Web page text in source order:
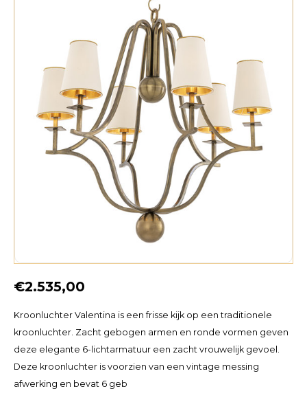
Warme Kleuren
€2.535,00
Kroonluchter Valentina is een frisse kijk op een traditionele
kroonluchter. Zacht gebogen armen en ronde vormen geven
deze elegante 6-lichtarmatuur een zacht vrouwelijk gevoel.
Deze kroonluchter is voorzien van een vintage messing
afwerking en bevat 6 geb